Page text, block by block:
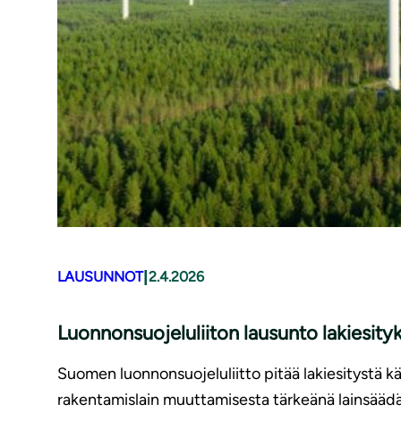
LAUSUNNOT|2.4.2026
Luonnonsuojeluliiton lausunto
Suomen luonnonsuojeluliitto pitää lakiesitystä
rakentamislain muuttamisesta tärkeänä